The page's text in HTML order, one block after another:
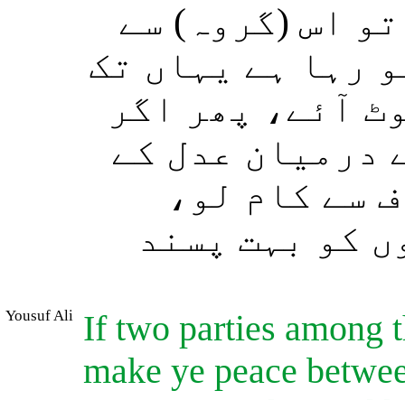
اس (گروہ) سے
رہا ہے یہاں تک
آئے، پھر اگر
درمیان عدل کے
سے کام لو،
کو بہت پسند
Yousuf Ali
If two parties among
make ye peace